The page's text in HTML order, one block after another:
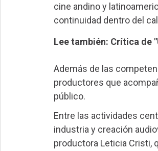
cine andino y
continuidad dentro del
Lee también: Crítica de
Además de las
productores que
público.
Entre las actividades
industria y creación
productora Leticia Cristi,